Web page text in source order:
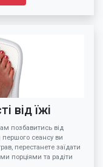
від їжі
позбавитись від
першого сеансу ви
перестанете заїдати
порціями та радіти